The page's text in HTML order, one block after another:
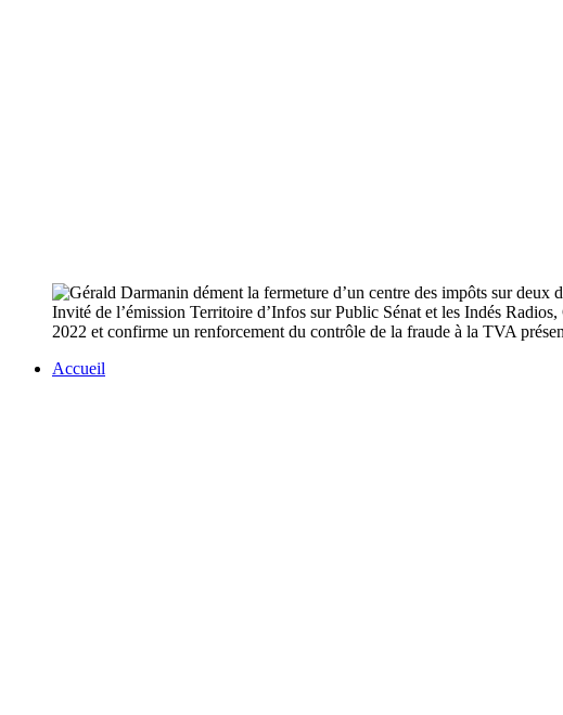
Invité de l’émission Territoire d’Infos sur Public Sénat et les Indés
2022 et confirme un renforcement du contrôle de la fraude à la TVA
Accueil